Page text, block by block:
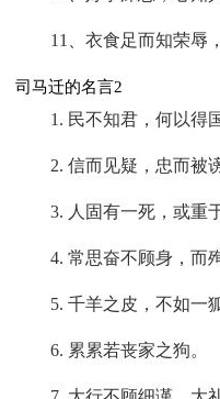
11、衣食足而知荣辱
司马迁的名言2
1. 民不知君，何以得国
2. 信而见疑，忠而被谤
3. 人固有一死，或重
4. 常思奋不顾身，而
5. 千羊之皮，不如一
6. 累累若丧家之狗。